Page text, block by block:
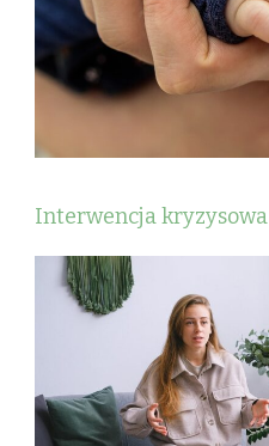
Interwencja kryzysowa